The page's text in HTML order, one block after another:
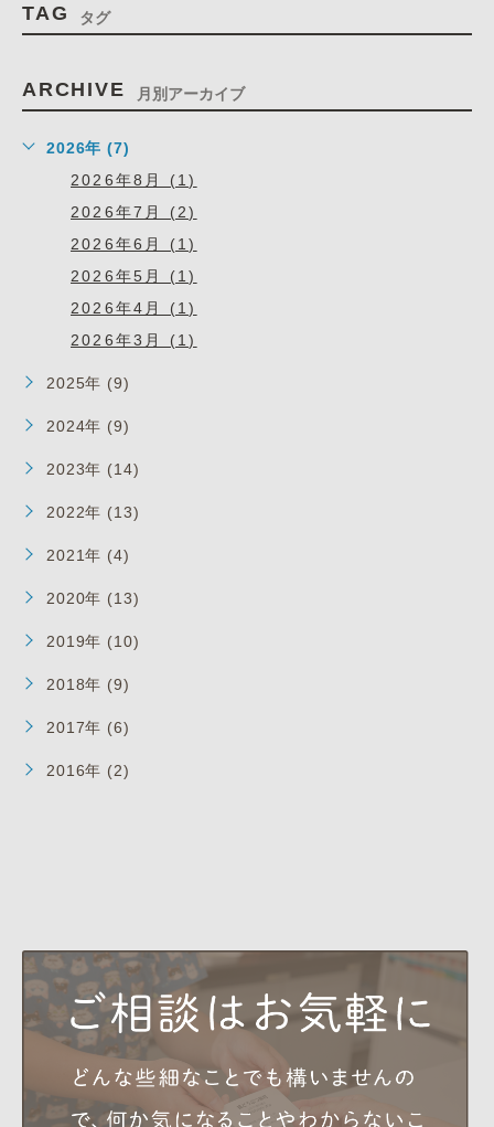
TAG タグ
ARCHIVE 月別アーカイブ
2026年 (7)
2026年8月 (1)
2026年7月 (2)
2026年6月 (1)
2026年5月 (1)
2026年4月 (1)
2026年3月 (1)
2025年 (9)
2024年 (9)
2023年 (14)
2022年 (13)
2021年 (4)
2020年 (13)
2019年 (10)
2018年 (9)
2017年 (6)
2016年 (2)